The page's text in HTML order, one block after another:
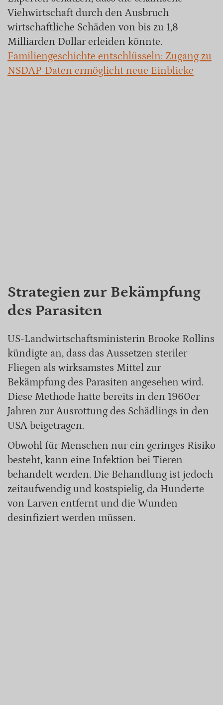
Viehwirtschaft durch den Ausbruch
wirtschaftliche Schäden von bis zu 1,8
Milliarden Dollar erleiden könnte.
Familiengeschichte entschlüsseln: Zugang zu
NSDAP-Daten ermöglicht neue Einblicke
Strategien zur Bekämpfung
des Parasiten
US-Landwirtschaftsministerin Brooke Rollins
kündigte an, dass das Aussetzen steriler
Fliegen als wirksamstes Mittel zur
Bekämpfung des Parasiten angesehen wird.
Diese Methode hatte bereits in den 1960er
Jahren zur Ausrottung des Schädlings in den
USA beigetragen.
Obwohl für Menschen nur ein geringes Risiko
besteht, kann eine Infektion bei Tieren
behandelt werden. Die Behandlung ist jedoch
zeitaufwendig und kostspielig, da Hunderte
von Larven entfernt und die Wunden
desinfiziert werden müssen.